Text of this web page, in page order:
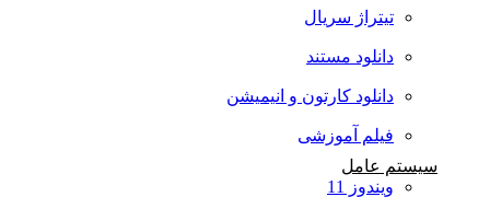
تیتراژ سریال
دانلود مستند
دانلود کارتون و انیمیشن
فیلم آموزشی
سیستم عامل
ویندوز 11